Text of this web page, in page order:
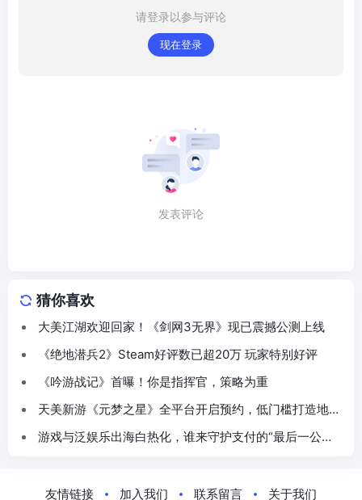
请登录以参与评论
现在登录
发表评论
猜你喜欢
大美江湖欢迎回家！《剑网3无界》现已震撼公测上线
《绝地潜兵2》Steam好评数已超20万 玩家特别好评
《吟游战记》首曝！你是指挥官，策略为重
天美新游《元梦之星》全平台开启预约，低门槛打造地图
不再是梦
游戏与泛娱乐出海白热化，谁来守护支付的“最后一公
友情链接 加入我们 联系留言 关于我们